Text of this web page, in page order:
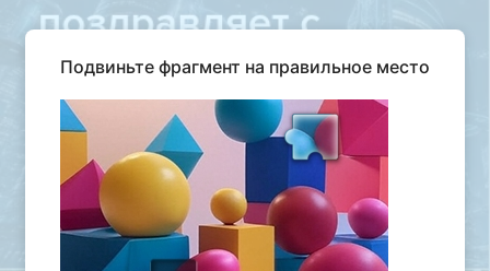
Подвиньте фрагмент на правильное место